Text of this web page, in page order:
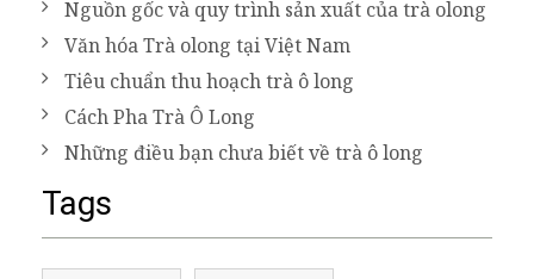
Nguồn gốc và quy trình sản xuất của trà olong
Văn hóa Trà olong tại Việt Nam
Tiêu chuẩn thu hoạch trà ô long
Cách Pha Trà Ô Long
Những điều bạn chưa biết về trà ô long
Tags